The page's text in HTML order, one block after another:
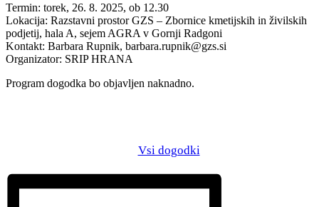
Termin: torek, 26. 8. 2025, ob 12.30
Lokacija: Razstavni prostor GZS – Zbornice kmetijskih in živilskih
podjetij, hala A, sejem AGRA v Gornji Radgoni
Kontakt: Barbara Rupnik, barbara.rupnik@gzs.si
Organizator: SRIP HRANA
Program dogodka bo objavljen naknadno.
Vsi dogodki